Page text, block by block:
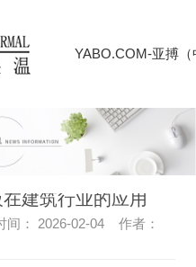
YABO.COM-亚搏（
建筑行业的应用
： 2026-02-04 作者：